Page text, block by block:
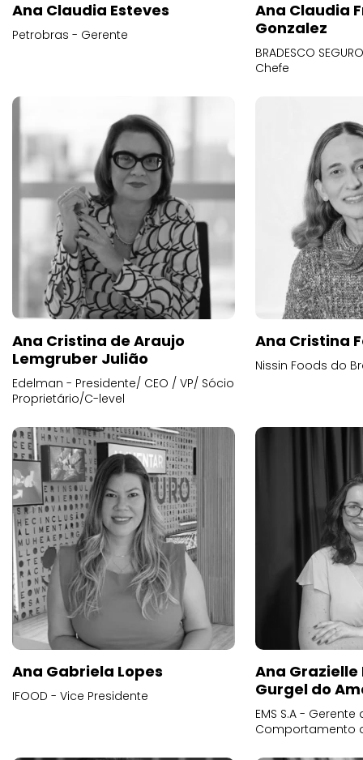
Ana Claudia Esteves
Petrobras - Gerente
Ana Claudia
Gonzalez
BRADESCO
Chefe
Ana Cristina de Araujo
Lemgruber Julião
Edelman - Presidente/ CEO / VP/ Sócio
Proprietário/C-level
Ana Cristina
Nissin Foods do
Ana Gabriela Lopes
IFOOD - Vice Presidente
Ana
Gurgel do
EMS S.A -
Comportamento